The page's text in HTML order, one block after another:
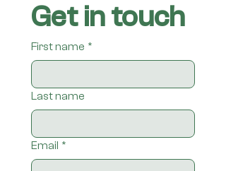
Get in touch
First name *
Last name
Email *